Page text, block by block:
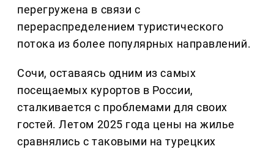
перегружена в связи с
перераспределением туристического
потока из более популярных направлений.
Сочи, оставаясь одним из самых
посещаемых курортов в России,
сталкивается с проблемами для своих
гостей. Летом 2025 года цены на жилье
сравнялись с таковыми на турецких